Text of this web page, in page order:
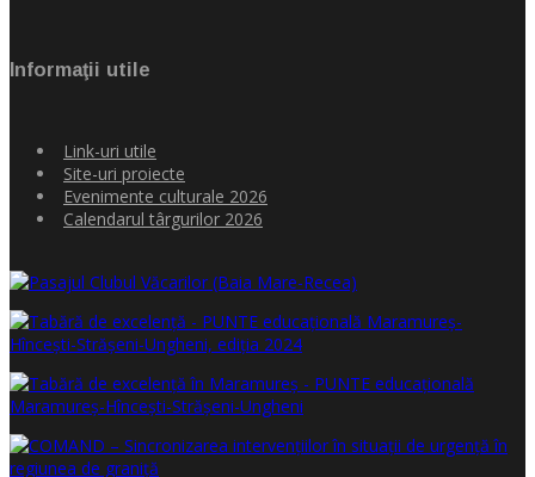
Informaţii utile
Link-uri utile
Site-uri proiecte
Evenimente culturale 2026
Calendarul târgurilor 2026